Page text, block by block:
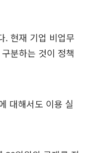
. 현재 기업 비업무
분하는 것이 정책
대해서도 이용 실